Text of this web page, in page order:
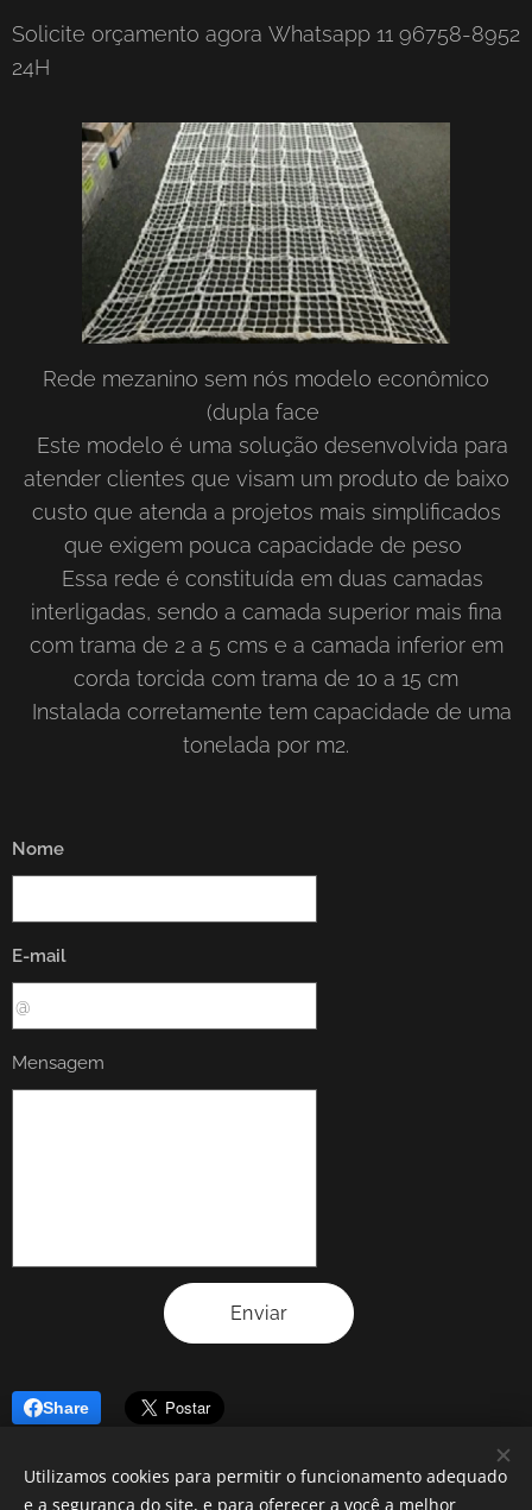
Solicite orçamento agora Whatsapp 11 96758-8952
24H
Rede mezanino sem nós modelo econômico
(dupla face
Este modelo é uma solução desenvolvida para
atender clientes que visam um produto de baixo
custo que atenda a projetos mais simplificados
que exigem pouca capacidade de peso
Essa rede é constituída em duas camadas
interligadas, sendo a camada superior mais fina
com trama de 2 a 5 cms e a camada inferior em
corda torcida com trama de 10 a 15 cm
Instalada corretamente tem capacidade de uma
tonelada por m2.
Nome
E-mail
Mensagem
Enviar
Share
Utilizamos cookies para permitir o funcionamento adequado
e a segurança do site, e para oferecer a você a melhor